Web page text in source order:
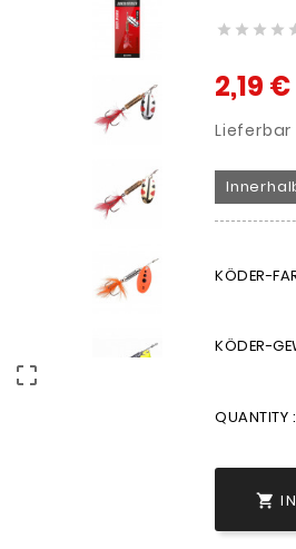

   
2,19 €
Lieferbar
KÖDER-
KÖDER-
QUANTITY :
